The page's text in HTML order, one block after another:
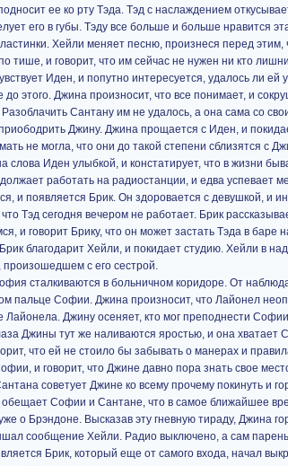
ее ко рту Тэда. Тэд с наслаждением
его в губы. Тэду все больше и больше нравится
Хейли меняет песню, произнеся перед
тише, и говорит, что им сейчас не нужен ни кто
Иден, и попутно интересуется, удалось ли
до этого. Джина произносит, что все понимает, и
Сантану им не удалось, а она сама со
Джину. Джина прощается с Иден, и
не могла, что они до такой степени сблизятся с
слова Иден улыбкой, и констатирует, что в жизни
работать на радиостанции, и едва успевает
и появляется Брик. Он здоровается с девушкой, и
Тэд сегодня вечером не работает. Брик
и говорит Брику, что он может застать Тэда в
благодарит Хейли, и покидает студию. Хейли в
произошедшем с его сестрой.
сталкиваются в больничном коридоре. От
пальце Софии. Джина произносит, что Лайонел
Лайонела. Джину осеняет, кто мог преподнести
Джины тут же наливаются яростью, и она
что ей не стоило бы забывать о манерах и
и говорит, что Джине давно пора знать свое
советует Джине ко всему прочему покинуть и
обещает Софии и Сантане, что в самое ближайшее
о Брэндоне. Высказав эту гневную тираду, Джина
сообщение Хейли. Радио выключено, а сам
Брик, который еще от самого входа, начал